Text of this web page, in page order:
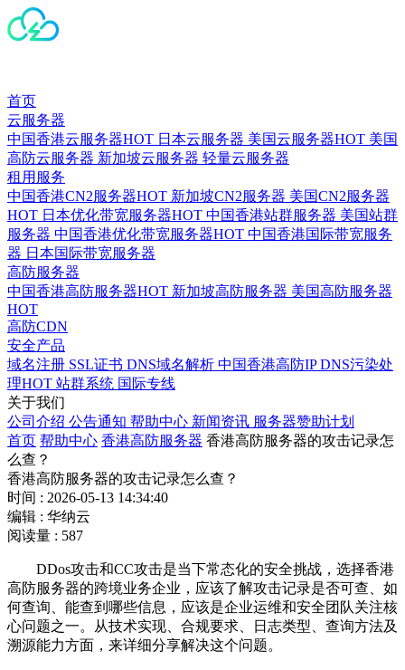
首页
云服务器
中国香港云服务器HOT 日本云服务器 美国云服务器HOT 美国
高防云服务器 新加坡云服务器 轻量云服务器
租用服务
中国香港CN2服务器HOT 新加坡CN2服务器 美国CN2服务器
HOT 日本优化带宽服务器HOT 中国香港站群服务器 美国站群
服务器 中国香港优化带宽服务器HOT 中国香港国际带宽服务
器 日本国际带宽服务器
高防服务器
中国香港高防服务器HOT 新加坡高防服务器 美国高防服务器
HOT
高防CDN
安全产品
域名注册 SSL证书 DNS域名解析 中国香港高防IPDNS污染处
理HOT 站群系统 国际专线
关于我们
公司介绍 公告通知 帮助中心 新闻资讯 服务器赞助计划
首页 帮助中心 香港高防服务器 香港高防服务器的攻击记录怎
么查？
香港高防服务器的攻击记录怎么查？
时间 : 2026-05-13 14:34:40
编辑 : 华纳云
阅读量 : 587
DDos攻击和CC攻击是当下常态化的安全挑战，选择香港
高防服务器的跨境业务企业，应该了解攻击记录是否可查、如
何查询、能查到哪些信息，应该是企业运维和安全团队关注核
心问题之一。从技术实现、合规要求、日志类型、查询方法及
溯源能力方面，来详细分享解决这个问题。